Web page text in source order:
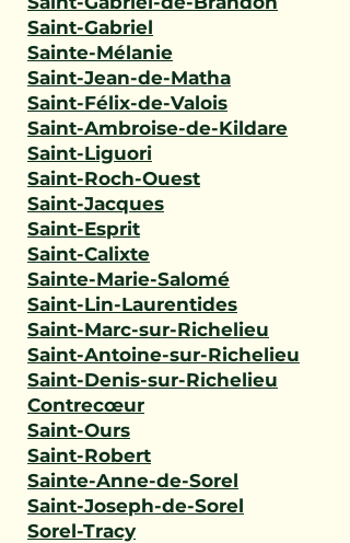
Saint-Gabriel
Sainte-Mélanie
Saint-Jean-de-Matha
Saint-Félix-de-Valois
Saint-Ambroise-de-Kildare
Saint-Liguori
Saint-Roch-Ouest
Saint-Jacques
Saint-Esprit
Saint-Calixte
Sainte-Marie-Salomé
Saint-Lin-Laurentides
Saint-Marc-sur-Richelieu
Saint-Antoine-sur-Richelieu
Saint-Denis-sur-Richelieu
Contrecœur
Saint-Ours
Saint-Robert
Sainte-Anne-de-Sorel
Saint-Joseph-de-Sorel
Sorel-Tracy